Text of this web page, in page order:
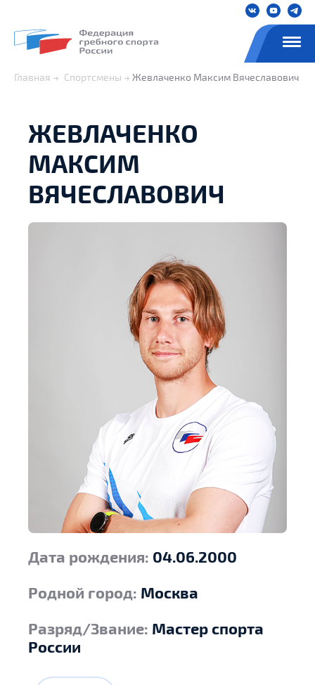
Главная Спортсмены Жевлаченко Максим Вячеславович
ЖЕВЛАЧЕНКО
МАКСИМ
ВЯЧЕСЛАВОВИЧ
Дата рождения: 04.06.2000
Родной город: Москва
Разряд/Звание: Мастер спорта
России